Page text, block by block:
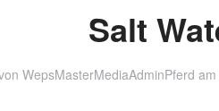
Salt
WepsMasterMediaAdminPferd am